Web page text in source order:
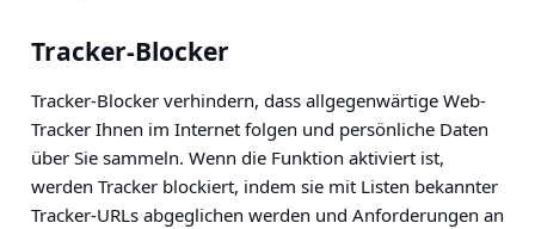
Tracker-Blocker
Tracker-Blocker verhindern, dass allgegenwärtige Web-
Tracker Ihnen im Internet folgen und persönliche Daten
über Sie sammeln. Wenn die Funktion aktiviert ist,
werden Tracker blockiert, indem sie mit Listen bekannter
Tracker-URLs abgeglichen werden und Anforderungen an